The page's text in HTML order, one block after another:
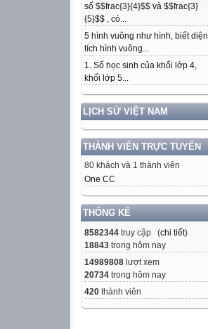
số $$frac{3}{4}$$ và $$frac{3}
{5}$$ , có...
5 hình vuông như hình, biết diện
tích hình vuông...
1. Số học sinh của khối lớp 4,
khối lớp 5...
LỊCH SỬ VIỆT NAM
THÀNH VIÊN TRỰC TUYẾN
80 khách và 1 thành viên
One CC
THỐNG KÊ
8582344 truy cập (chi tiết)
18843 trong hôm nay
14989808 lượt xem
20734 trong hôm nay
420 thành viên